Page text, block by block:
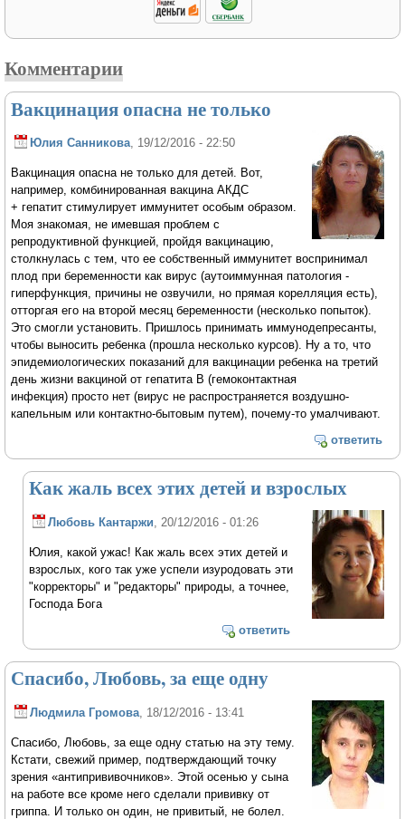
Комментарии
Вакцинация опасна не только
Юлия Санникова, 19/12/2016 - 22:50
Вакцинация опасна не только для детей. Вот,
например, комбинированная вакцина АКДС
+ гепатит стимулирует иммунитет особым образом.
Моя знакомая, не имевшая проблем с
репродуктивной функцией, пройдя вакцинацию,
столкнулась с тем, что ее собственный иммунитет воспринимал
плод при беременности как вирус (аутоиммунная патология -
гиперфункция, причины не озвучили, но прямая корелляция есть),
отторгая его на второй месяц беременности (несколько попыток).
Это смогли установить. Пришлось принимать иммунодепресанты,
чтобы выносить ребенка (прошла несколько курсов). Ну а то, что
эпидемиологических показаний для вакцинации ребенка на третий
день жизни вакциной от гепатита В (гемоконтактная
инфекция) просто нет (вирус не распространяется воздушно-
капельным или контактно-бытовым путем), почему-то умалчивают.
ответить
Как жаль всех этих детей и взрослых
Любовь Кантаржи, 20/12/2016 - 01:26
Юлия, какой ужас! Как жаль всех этих детей и
взрослых, кого так уже успели изуродовать эти
"корректоры" и "редакторы" природы, а точнее,
Господа Бога
ответить
Спасибо, Любовь, за еще одну
Людмила Громова , 18/12/2016 - 13:41
Спасибо, Любовь, за еще одну статью на эту тему.
Кстати, свежий пример, подтверждающий точку
зрения «антипрививочников». Этой осенью у сына
на работе все кроме него сделали прививку от
гриппа. И только он один, не привитый, не болел.